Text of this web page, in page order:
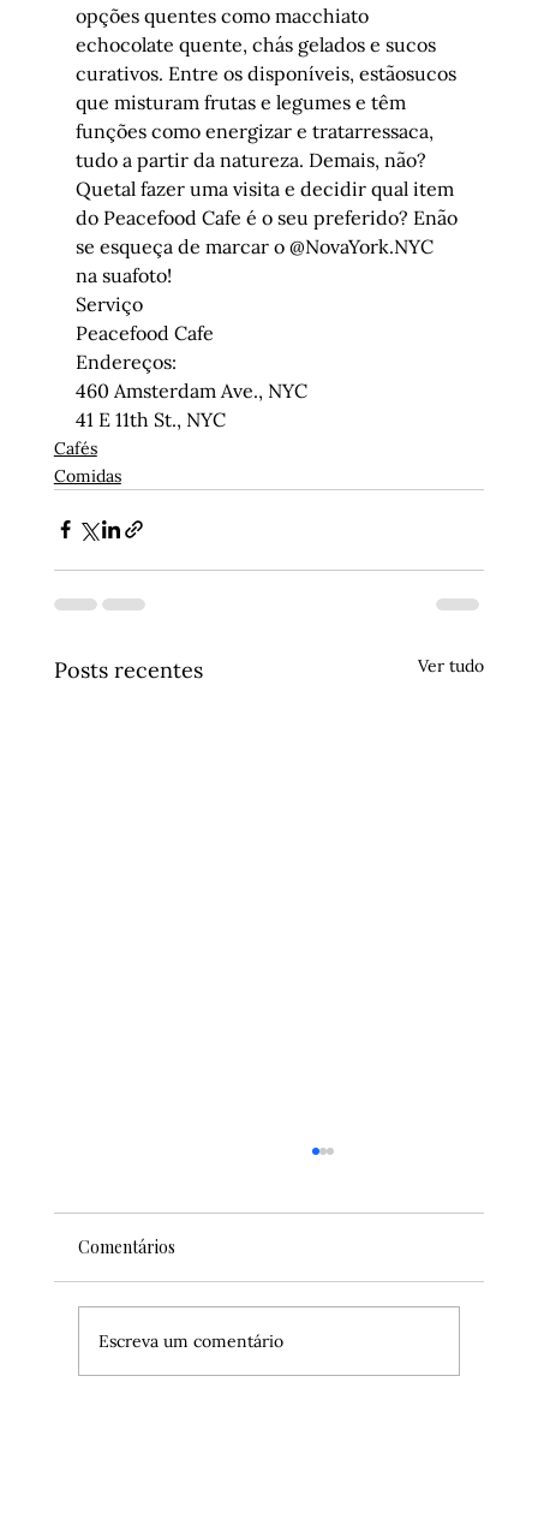
opções quentes como macchiato
echocolate quente, chás gelados e sucos
curativos. Entre os disponíveis, estãosucos
que misturam frutas e legumes e têm
funções como energizar e tratarressaca,
tudo a partir da natureza. Demais, não?
Quetal fazer uma visita e decidir qual item
do Peacefood Cafe é o seu preferido? Enão
se esqueça de marcar o @NovaYork.NYC
na suafoto!
Serviço
Peacefood Cafe
Endereços:
460 Amsterdam Ave., NYC
41 E 11th St., NYC
Cafés
Comidas
Posts recentes Ver tudo
Comentários
Escreva um comentário